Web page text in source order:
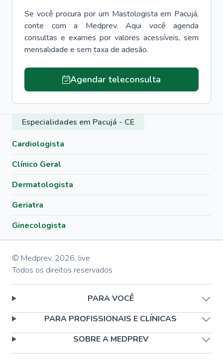
Se você procura por um Mastologista em Pacujá,
conte com a Medprev. Aqui você agenda
consultas e exames por valores acessíveis, sem
mensalidade e sem taxa de adesão.
Agendar teleconsulta
Especialidades em Pacujá - CE
Cardiologista
Clínico Geral
Dermatologista
Geriatra
Ginecologista
© Medprev, 2026, live
Todos os direitos reservados
PARA VOCÊ
PARA PROFISSIONAIS E CLÍNICAS
SOBRE A MEDPREV